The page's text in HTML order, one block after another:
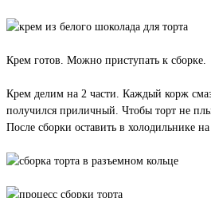
Крем готов. Можно приступать к сборке.
Крем делим на 2 части. Каждый корж
получился приличный. Чтобы торт не
После сборки оставить в холодильнике